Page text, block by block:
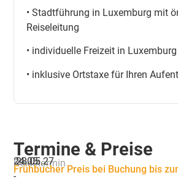
• Stadtführung in Luxemburg mit
Reiseleitung
• individuelle Freizeit in Luxemburg
• inklusive Ortstaxe für Ihren
Termine & Preise
Reisetermin
24.05.
-
28.05.27
Frühbucher Preis bei Buchung bis